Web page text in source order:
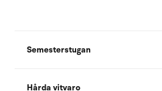
Semesterstugan
Hårda vitvaro